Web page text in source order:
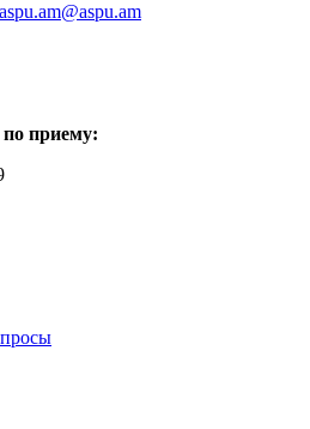
aspu.am@aspu.am
приему: